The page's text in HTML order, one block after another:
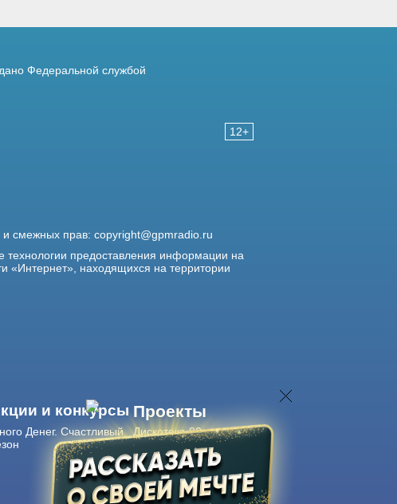
12+
Федеральной службой
и смежных прав: copyright@gpmradio.ru
предоставления информации на
«Интернет», находящихся на территории
и конкурсы
Денег. Счастливый
Проекты
Дискотека 80-х
Живые концерты
Журнал Авторадио
Авторадиов смартфоне